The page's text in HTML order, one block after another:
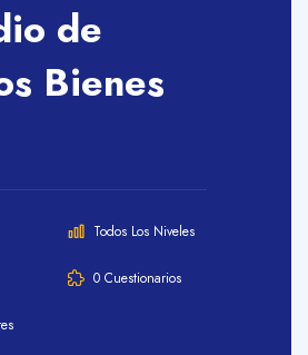
de
Bienes
Todos Los Niveles
0 Cuestionarios